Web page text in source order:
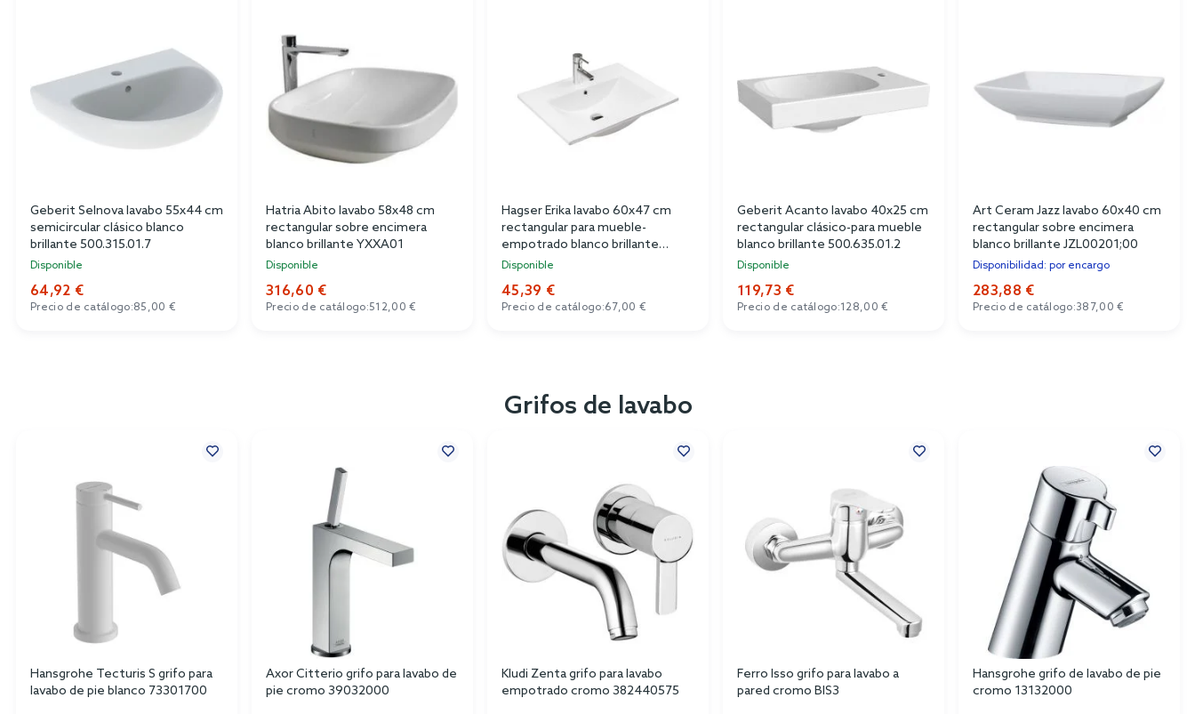
Geberit Selnova lavabo 55x44 cm
semicircular clásico blanco
brillante 500.315.01.7
Disponible
64,92 €
Precio de catálogo:85,00 €
Hatria Abito lavabo 58x48 cm
rectangular sobre encimera
blanco brillante YXXA01
Disponible
316,60 €
Precio de catálogo:512,00 €
Hagser Erika lavabo 60x47 cm
rectangular para mueble-
empotrado blanco brillante
HGR50000041
Disponible
45,39 €
Precio de catálogo:67,00 €
Geberit Acanto lavabo 40x25 cm
rectangular clásico-para mueble
blanco brillante 500.635.01.2
Disponible
119,73 €
Precio de catálogo:128,00 €
Art Ceram Jazz lavabo 60x40 cm
rectangular sobre encimera
blanco brillante JZL00201;00
Disponibilidad: por encargo
283,88 €
Precio de catálogo:387,00 €
Grifos de lavabo
Hansgrohe Tecturis S grifo para
lavabo de pie blanco 73301700
Axor Citterio grifo para lavabo de
pie cromo 39032000
Kludi Zenta grifo para lavabo
empotrado cromo 382440575
Ferro Isso grifo para lavabo a
pared cromo BIS3
Hansgrohe grifo de lavabo de pie
cromo 13132000